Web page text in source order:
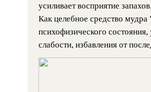
усиливает восприятие
Как целебное средство
психофизического
слабости, избавления от